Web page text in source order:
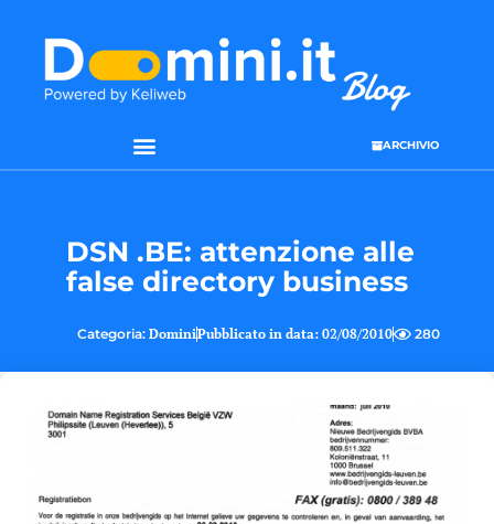
ARCHIVIO
DSN .BE: attenzione alle
false directory business
Categoria: DominiPubblicato in data: 02/08/2010 280